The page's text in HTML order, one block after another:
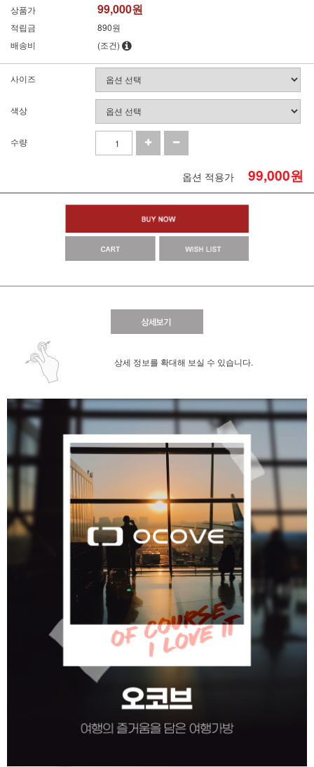
상품가 99,000원
적립금
890원
배송비
(조건)
사이즈
색상
수량
옵션 적용가 99,000원
상세 정보를 확대해 보실 수 있습니다.